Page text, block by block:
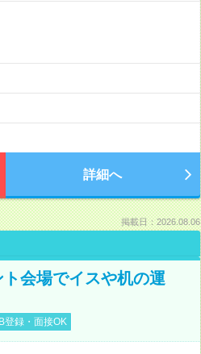
詳細へ
掲載日：2026.08.06
会場でイスや机の運
登録・面接OK